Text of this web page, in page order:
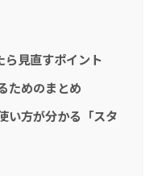
ら見直すポイント
ためのまとめ
い方が分かる「スタ